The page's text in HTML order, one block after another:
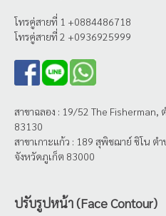
โทรคู่สายที่ 1 +0884486718
โทรคู่สายที่ 2 +0936925999
สาขาฉลอง : 19/52 The Fisherman,
83130
สาขาเกาะแก้ว : 189 สุพิชฌาย์ ชิโน ต
จังหวัดภูเก็ต 83000
ปรับรูปหน้า (Face Contour)